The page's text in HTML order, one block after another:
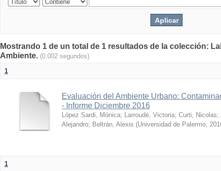
Mostrando 1 de un total de 1 resultados de la colección:
Ambiente. (0.002 segundos)
1
Evaluación del Ambiente Urbano:
- Informe Diciembre 2016
López Sardi, Mónica; Larroudé, Victoria; Curti, Nicolas;
Alejandro; Beltrán, Alexis (Universidad de Palermo,
1